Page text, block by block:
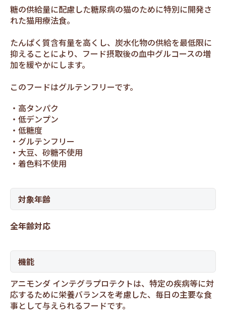
糖の供給量に配慮した糖尿病の猫のために特別に開発さ
れた猫用療法食。
たんぱく質含有量を高くし、炭水化物の供給を最低限に
抑えることにより、フード摂取後の血中グルコースの増
加を緩やかにします。
このフードはグルテンフリーです。
高タンパク
低デンプン
低糖度
グルテンフリー
大豆、砂糖不使用
着色料不使用
対象年齢
全年齢対応
機能
アニモンダ インテグラプロテクトは、特定の疾病等に対
応するために栄養バランスを考慮した、毎日の主要な食
事として与えられるフードです。